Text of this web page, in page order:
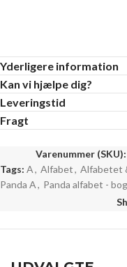
Yderligere information
Kan vi hjælpe dig?
Leveringstid
Fragt
Varenummer (SKU):
Tags: A, Alfabet, Alfabetet
Panda A, Panda alfabet -